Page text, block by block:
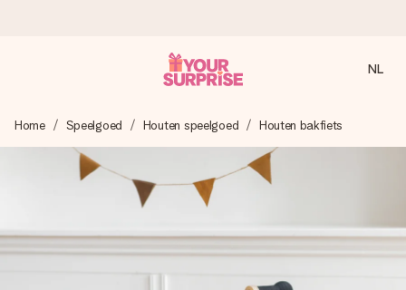
We maken jouw cadeau met zorg en zorgen dat het
razendsnel onderweg is - zodat jij kunt geven op precies
het juiste moment, wanneer het het meeste betekent.
4,8 (gebaseerd op +8.000 reviews)
ons met een 4,7 op Google Reviews
NL
Home Speelgoed Houten speelgoed Houten bakfiets